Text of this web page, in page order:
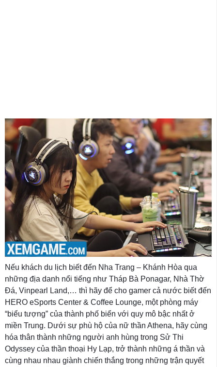
Nếu khách du lịch biết đến Nha Trang – Khánh Hòa qua
những địa danh nổi tiếng như Tháp Bà Ponagar, Nhà Thờ
Đá, Vinpearl Land,… thì hãy để cho gamer cả nước biết đến
HERO eSports Center & Coffee Lounge, một phòng máy
“biểu tượng” của thành phố biển với quy mô bậc nhất ở
miền Trung. Dưới sự phù hộ của nữ thần Athena, hãy cùng
hóa thân thành những người anh hùng trong Sử Thi
Odyssey của thần thoại Hy Lạp, trở thành những á thần và
cùng nhau nhau giành chiến thắng trong những trận quyết